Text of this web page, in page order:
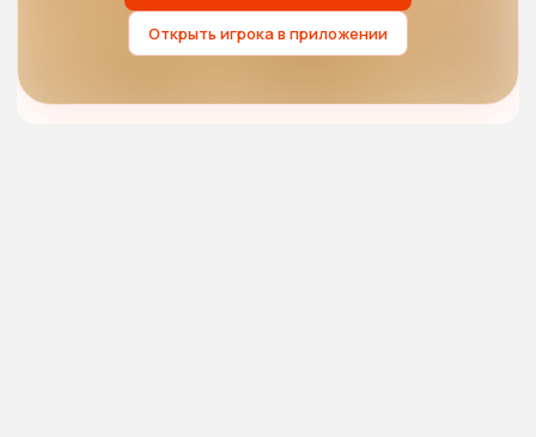
Открыть игрока в приложении